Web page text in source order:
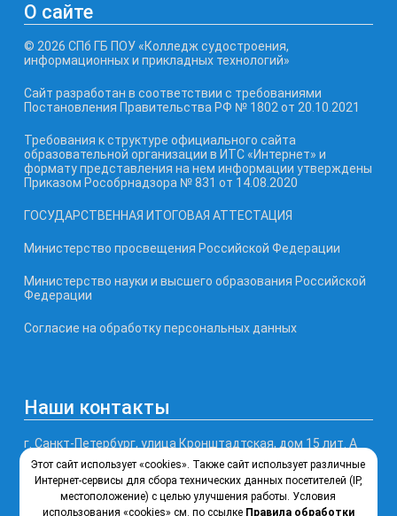
О сайте
© 2026 СПб ГБ ПОУ «Колледж судостроения,
информационных и прикладных технологий»
Сайт разработан в соответствии с требованиями
Постановления Правительства РФ № 1802 от 20.10.2021
Требования к структуре официального сайта
образовательной организации в ИТС «Интернет» и
формату представления на нем информации утверждены
Приказом Рособрнадзора № 831 от 14.08.2020
ГОСУДАРСТВЕННАЯ ИТОГОВАЯ АТТЕСТАЦИЯ
Министерство просвещения Российской Федерации
Министерство науки и высшего образования Российской
Федерации
Согласие на обработку персональных данных
Наши контакты
г. Санкт-Петербург, улица Кронштадтская, дом 15 лит. А
Телефон, факс: (812) 246-77-99
Этот сайт использует «cookies». Также сайт использует различные
Интернет-сервисы для сбора технических данных посетителей (IP,
местоположение) с целью улучшения работы. Условия
использования «cookies» см. по ссылке Правила обработки